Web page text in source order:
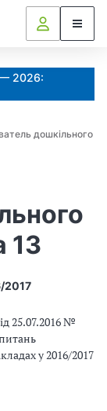
— 2026:
дошкільного
13
2017
25.07.2016 №
у 2016/2017